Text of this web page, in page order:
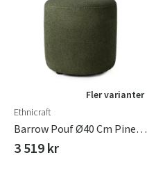
Fler varianter
Ethnicraft
Barrow Pouf Ø40 Cm Pine Green
3 519 kr